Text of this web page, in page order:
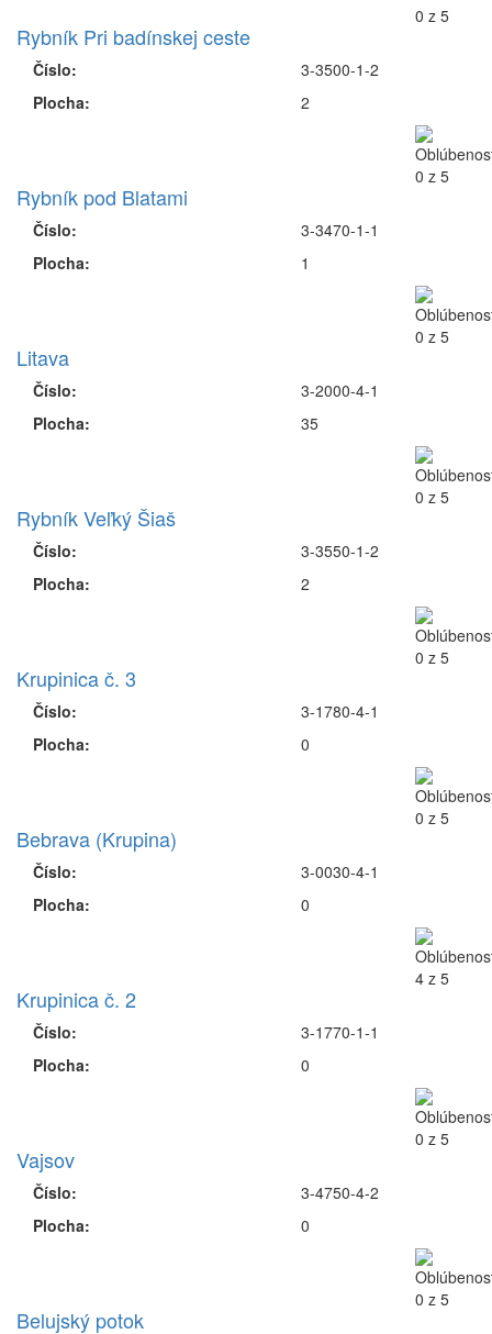
Rybník Pri badínskej ceste
Číslo:
Plocha:
3-3500-1-2
2
Rybník pod Blatami
Číslo:
Plocha:
3-3470-1-1
1
Litava
Číslo:
Plocha:
3-2000-4-1
35
Rybník Veľký Šiaš
Číslo:
Plocha:
3-3550-1-2
2
Krupinica č. 3
Číslo:
Plocha:
3-1780-4-1
0
Bebrava (Krupina)
Číslo:
Plocha:
3-0030-4-1
0
Krupinica č. 2
Číslo:
Plocha:
3-1770-1-1
0
Vajsov
Číslo:
Plocha:
3-4750-4-2
0
Belujský potok